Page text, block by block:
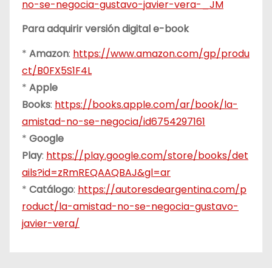
no-se-negocia-gustavo-javier-vera-_JM
Para adquirir versión digital e-book
* Amazon: https://www.amazon.com/gp/produ
ct/B0FX5S1F4L
* Apple
Books: https://books.apple.com/ar/book/la-
amistad-no-se-negocia/id6754297161
* Google
Play: https://play.google.com/store/books/det
ails?id=zRmREQAAQBAJ&gl=ar
* Catálogo: https://autoresdeargentina.com/p
roduct/la-amistad-no-se-negocia-gustavo-
javier-vera/